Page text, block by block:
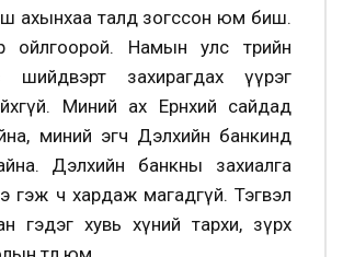
ахынхаа талд зогссон юм биш.
ойлгоорой. Намын улс төрийн
шийдвэрт захирагдах үүрэг
Миний ах Ерөнхий сайдад
байна, миний эгч Дэлхийн банкинд
байна. Дэлхийн банкны захиалга
гэж ч хардаж магадгүй. Тэгвэл
гэдэг хувь хүний тархи, зүрх